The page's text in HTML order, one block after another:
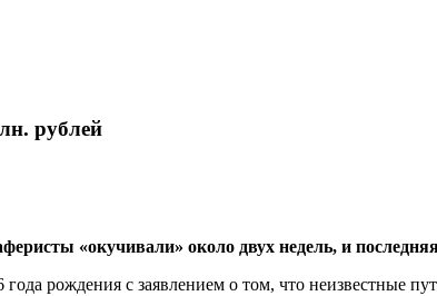
рублей
«окучивали» около двух недель, и последняя
рождения с заявлением о том, что неизвестные